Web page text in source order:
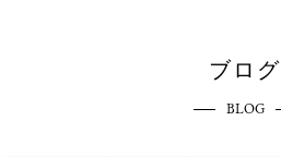
ブログ
BLOG